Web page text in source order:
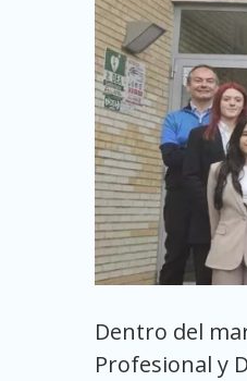
Dentro del
Profesional y